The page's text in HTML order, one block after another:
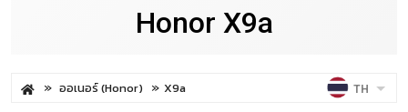
Honor X9a
ออเนอร์ (Honor) X9a TH